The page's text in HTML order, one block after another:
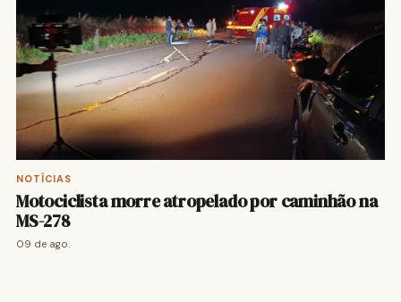
NOTÍCIAS
Motociclista morre atropelado por caminhão na
MS-278
09 de ago.